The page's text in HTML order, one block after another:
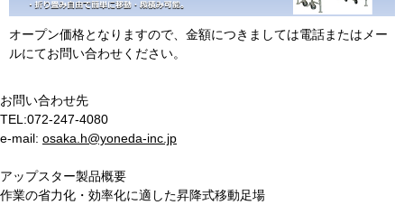
オープン価格となりますので、金額につきましては電話またはメー
ルにてお問い合わせください。
お問い合わせ先
TEL:072-247-4080
e-mail: osaka.h@yoneda-inc.jp
アップスター製品概要
作業の省力化・効率化に適した昇降式移動足場